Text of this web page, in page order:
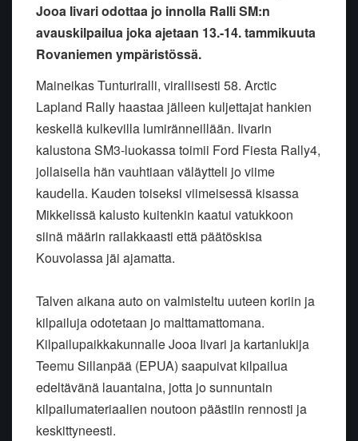
Jooa Iivari odottaa jo innolla Ralli SM:n
avauskilpailua joka ajetaan 13.-14. tammikuuta
Rovaniemen ympäristössä.
Maineikas Tunturiralli, virallisesti 58. Arctic
Lapland Rally haastaa jälleen kuljettajat hankien
keskellä kulkevilla lumiränneillään. Iivarin
kalustona SM3-luokassa toimii Ford Fiesta Rally4,
jollaisella hän vauhtiaan väläytteli jo viime
kaudella. Kauden toiseksi viimeisessä kisassa
Mikkelissä kalusto kuitenkin kaatui vatukkoon
siinä määrin railakkaasti että päätöskisa
Kouvolassa jäi ajamatta.
Talven aikana auto on valmisteltu uuteen koriin ja
kilpailuja odotetaan jo malttamattomana.
Kilpailupaikkakunnalle Jooa Iivari ja kartanlukija
Teemu Sillanpää (EPUA) saapuivat kilpailua
edeltävänä lauantaina, jotta jo sunnuntain
kilpailumateriaalien noutoon päästiin rennosti ja
keskittyneesti.